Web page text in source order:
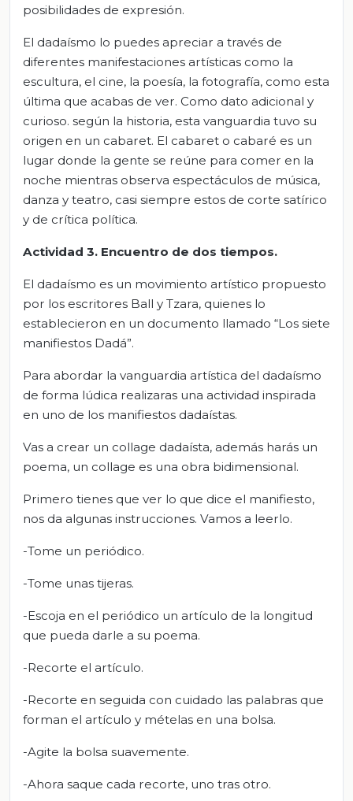
posibilidades de expresión.
El dadaísmo lo puedes apreciar a través de
diferentes manifestaciones artísticas como la
escultura, el cine, la poesía, la fotografía, como esta
última que acabas de ver. Como dato adicional y
curioso. según la historia, esta vanguardia tuvo su
origen en un cabaret. El cabaret o cabaré es un
lugar donde la gente se reúne para comer en la
noche mientras observa espectáculos de música,
danza y teatro, casi siempre estos de corte satírico
y de crítica política.
Actividad 3. Encuentro de dos tiempos.
El dadaísmo es un movimiento artístico propuesto
por los escritores Ball y Tzara, quienes lo
establecieron en un documento llamado “Los siete
manifiestos Dadá”.
Para abordar la vanguardia artística del dadaísmo
de forma lúdica realizaras una actividad inspirada
en uno de los manifiestos dadaístas.
Vas a crear un collage dadaísta, además harás un
poema, un collage es una obra bidimensional.
Primero tienes que ver lo que dice el manifiesto,
nos da algunas instrucciones. Vamos a leerlo.
-Tome un periódico.
-Tome unas tijeras.
-Escoja en el periódico un artículo de la longitud
que pueda darle a su poema.
-Recorte el artículo.
-Recorte en seguida con cuidado las palabras que
forman el artículo y mételas en una bolsa.
-Agite la bolsa suavemente.
-Ahora saque cada recorte, uno tras otro.